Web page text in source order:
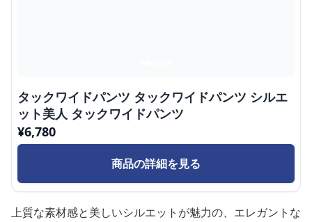
タックワイドパンツ タックワイドパンツ シルエ
ット美人 タックワイドパンツ
¥6,780
商品の詳細を見る
上質な素材感と美しいシルエットが魅力の、エレガントな